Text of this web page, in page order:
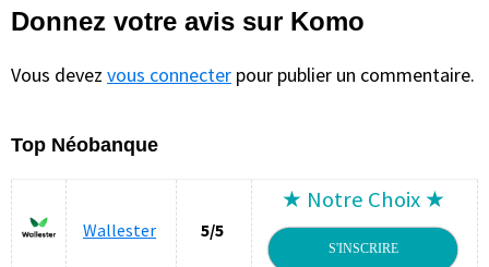
Interactions
lecteur
Donnez votre avis sur Komo
Vous devez vous connecter pour publier un commentaire.
Top Néobanque
Wallester 5/5
★ Notre Choix ★
S'INSCRIRE